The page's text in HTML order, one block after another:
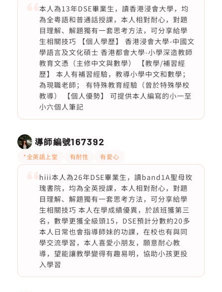
本人為13年DSE畢業生，讀香港浸會大學，均
為全粵語和普通話授課，本人相對耐心，對題
目理解、解題獨有一套思考方法，可分享給學
生相關技巧 【個人學歷】 香港浸會大學-中國文
學語言及文化碩士 香港都會大學-小學深造教師
教育文憑（主修中文與數學） 【教學/補習經
歷】 本人有補習經驗，教導小學中文和數學；
為現職老師； 有特殊教育經驗（曾於特殊學校
教導） 【個人優勢】 可提供本人編寫的小一至
小六個人筆記
導師編號167392
*全英語上堂 有耐性 有愛心
hiii本人為26年DSE畢業生，讀band1A聖母玫
瑰書院，均為全英授課，本人相對耐心，對題
目理解、解題獨有一套思考方法，可分享給學
生相關技巧 本人在學成績優異，於該班獲第三
名，數學更獲全級頭15，DSE預計分數約20多
本人日常也會指導師妹的功課，在校也有與同
學交流學習，本人喜愛小朋友，願意耐心教
導，望能讓教學變得有趣易明，協助小孩更投
入學習